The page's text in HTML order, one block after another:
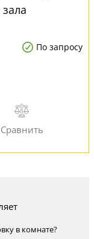
По запросу
в комнате?